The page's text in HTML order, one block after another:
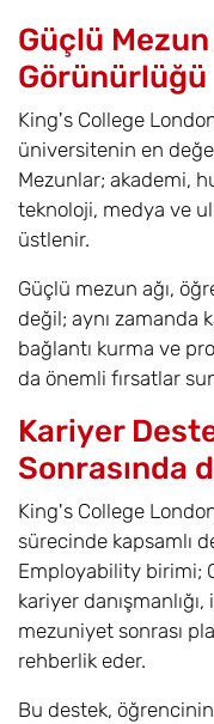
Güçlü
Görünürlüğü
King's College
üniversitenin en
Mezunlar; akademi,
teknoloji, medya ve
üstlenir.
Güçlü mezun ağı,
değil; aynı zamanda
bağlantı kurma ve
da önemli fırsatlar
Kariyer
Sonrasında
King's College
sürecinde kapsamlı
Employability birimi;
kariyer
mezuniyet sonrası
rehberlik eder.
Bu destek,